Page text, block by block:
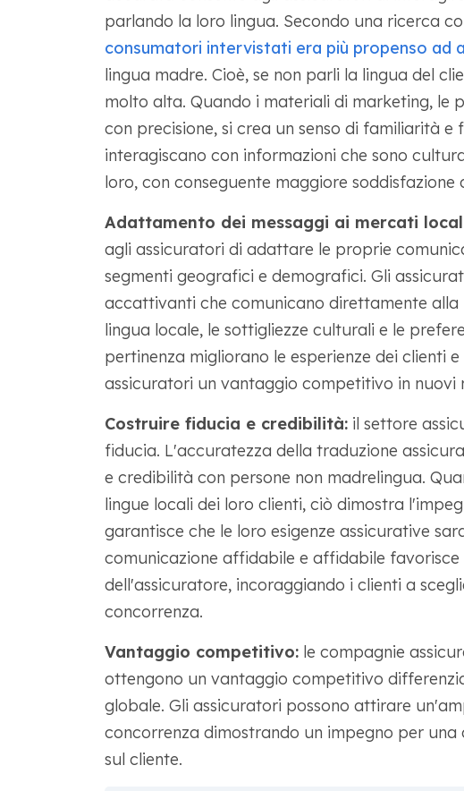
parlando la loro lingua. Secondo una ricerca
consumatori intervistati era più propenso ad
lingua madre. Cioè, se non parli la lingua del
molto alta. Quando i materiali di marketing, le
con precisione, si crea un senso di familiarità
interagiscano con informazioni che sono
loro, con conseguente maggiore
Adattamento dei messaggi ai mercati
agli assicuratori di adattare le proprie
segmenti geografici e demografici. Gli
accattivanti che comunicano direttamente
lingua locale, le sottigliezze culturali e le
pertinenza migliorano le esperienze dei clienti
assicuratori un vantaggio competitivo in nuovi
Costruire fiducia e credibilità:il settore
fiducia. L'accuratezza della traduzione
e credibilità con persone non madrelingua.
lingue locali dei loro clienti, ciò dimostra
garantisce che le loro esigenze assicurative
comunicazione affidabile e affidabile
dell'assicuratore, incoraggiando i clienti a
concorrenza.
Vantaggio competitivo:le compagnie
ottengono un vantaggio competitivo
globale. Gli assicuratori possono attirare
concorrenza dimostrando un impegno per
sul cliente.